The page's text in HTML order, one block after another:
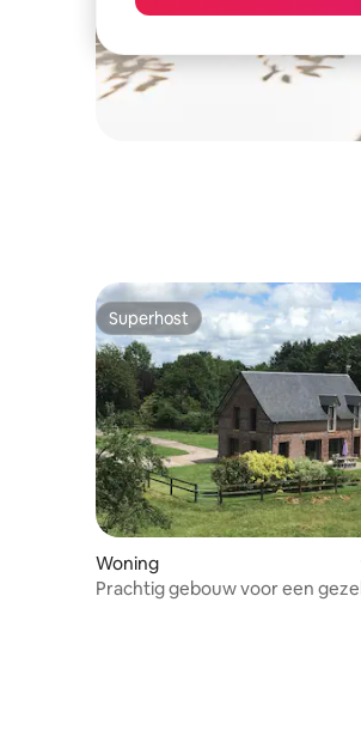
Superhost
Superhost
Woning
Prachtig gebouw voor een